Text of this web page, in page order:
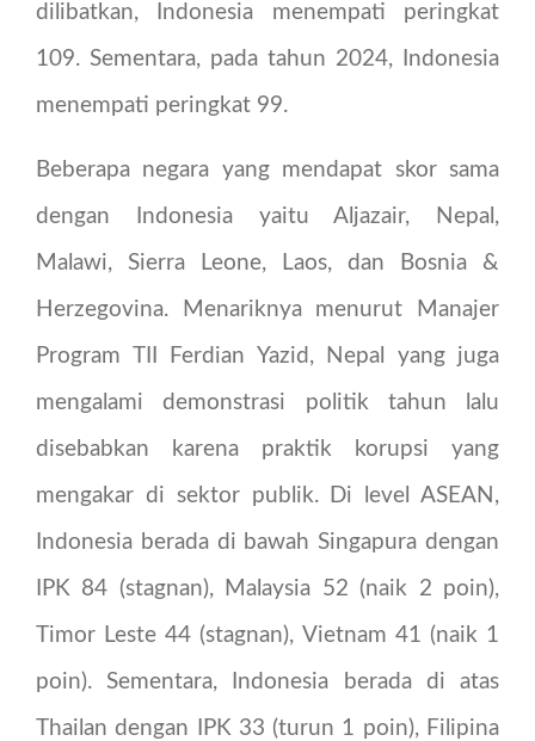
dilibatkan, Indonesia menempati peringkat
109. Sementara, pada tahun 2024, Indonesia
menempati peringkat 99.
Beberapa negara yang mendapat skor sama
dengan Indonesia yaitu Aljazair, Nepal,
Malawi, Sierra Leone, Laos, dan Bosnia &
Herzegovina. Menariknya menurut Manajer
Program TII Ferdian Yazid, Nepal yang juga
mengalami demonstrasi politik tahun lalu
disebabkan karena praktik korupsi yang
mengakar di sektor publik. Di level ASEAN,
Indonesia berada di bawah Singapura dengan
IPK 84 (stagnan), Malaysia 52 (naik 2 poin),
Timor Leste 44 (stagnan), Vietnam 41 (naik 1
poin). Sementara, Indonesia berada di atas
Thailan dengan IPK 33 (turun 1 poin), Filipina